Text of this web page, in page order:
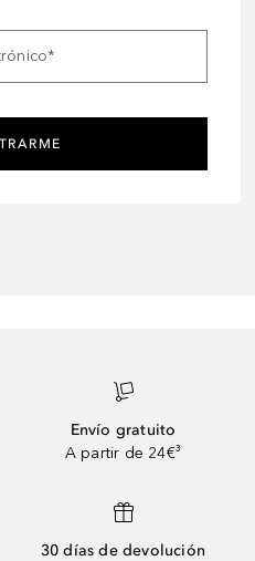
*
Envío gratuito
A partir de 24€³
30 días de devolución